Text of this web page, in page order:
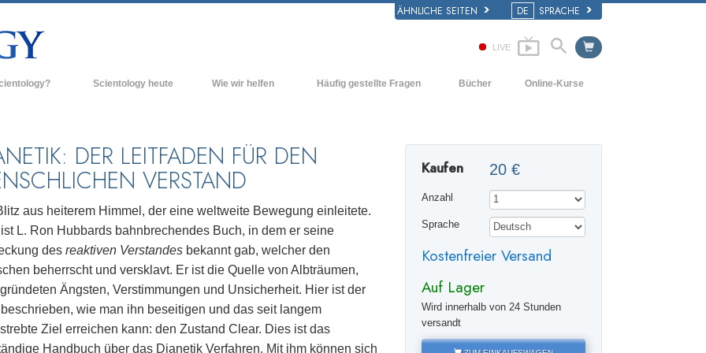
ÄHNLICHE SEITEN DE SPRACHE
LIVE
über Scientology
Scientologen kennen
der Scientology
in die Dianetik
– Was ist Größe?
Scientology heute
Fortgeschrittene Organisationen
Freewinds
Scientology für die Welt
David Miscavige - Das kirchliche
Oberhaupt der Scientology
Wie wir helfen Häufig gestellte Fragen
Innerhalb einer Scientology Kirche
Bücher
Hörbücher
Einführungsvorträge
Online-Kurse
Die Dynamiken des Daseins
Die Bestandteile des Verstehens
Lösungen für eine gefährliche Umwelt
Beistände für Krankheiten und
Die Ehe
DER LEITFADEN FÜR DEN
VERSTAND
aus heiterem Himmel, der eine weltweite Bewegung einleitete.
L. Ron Hubbards bahnbrechendes Buch, in dem er seine
des reaktiven Verstandes bekannt gab, welcher den
beherrscht und versklavt. Er ist die Quelle von Albträumen,
Ängsten, Verstimmungen und Unsicherheit. Hier ist der
wie man ihn beseitigen und das seit langem
Ziel erreichen kann: den Zustand Clear. Dies ist das
Handbuch über das Dianetik Verfahren. Mit ihm können sich
Kaufen 20 €
Anzahl
Sprache
Kostenfreier Versand
Auf Lager
Wird innerhalb von 24 Stunden
versandt